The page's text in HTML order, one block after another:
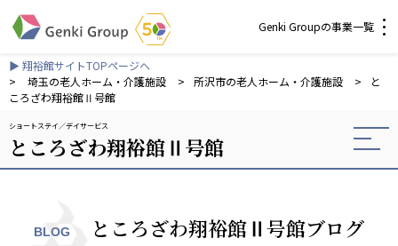
Genki Groupの事業一覧
介護・福祉
社会福祉法人 元気村グループ
社会福祉法人元気村
社会福祉法人長寿の森
▶ 翔裕館サイトTOPページへ
>
埼玉の老人ホーム・介護施設 > 所沢市の老人ホーム・介護施設 >
と
ころざわ翔裕館Ⅱ号館
ショートステイ デイサービス
ところざわ翔裕館Ⅱ号館
BLOG ところざわ翔裕館Ⅱ号館ブログ